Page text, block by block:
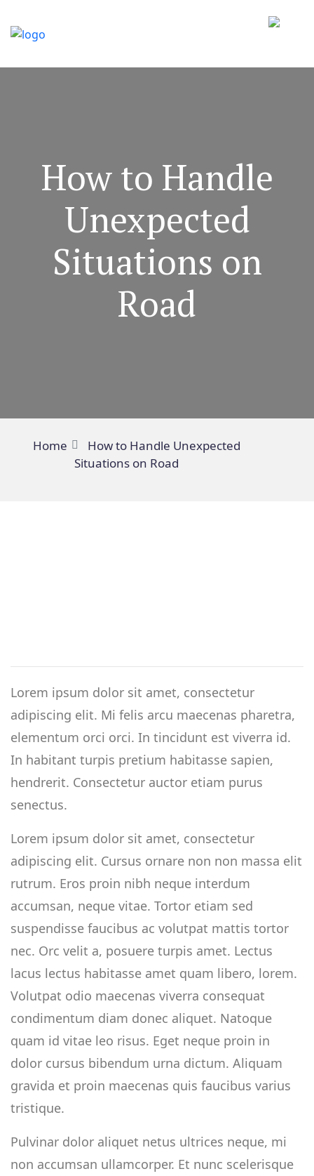
How to Handle
Unexpected
Situations on
Road
Home
How to Handle Unexpected
Situations on Road
Lorem ipsum dolor sit amet, consectetur
adipiscing elit. Mi felis arcu maecenas pharetra,
elementum orci orci. In tincidunt est viverra id.
In habitant turpis pretium habitasse sapien,
hendrerit. Consectetur auctor etiam purus
senectus.
Lorem ipsum dolor sit amet, consectetur
adipiscing elit. Cursus ornare non non massa elit
rutrum. Eros proin nibh neque interdum
accumsan, neque vitae. Tortor etiam sed
suspendisse faucibus ac volutpat mattis tortor
nec. Orc velit a, posuere turpis amet. Lectus
lacus lectus habitasse amet quam libero, lorem.
Volutpat odio maecenas viverra consequat
condimentum diam donec aliquet. Natoque
quam id vitae leo risus. Eget neque proin in
dolor cursus bibendum urna dictum. Aliquam
gravida et proin maecenas quis faucibus varius
tristique.
Pulvinar dolor aliquet netus ultrices neque, mi
non accumsan ullamcorper. Et nunc scelerisque